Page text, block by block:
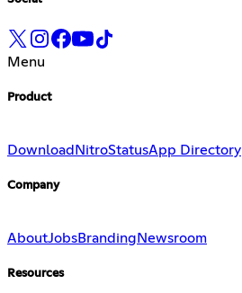
Menu
Product
Download NitroStatusApp Directory
Company
AboutJobsBranding Newsroom
Resources